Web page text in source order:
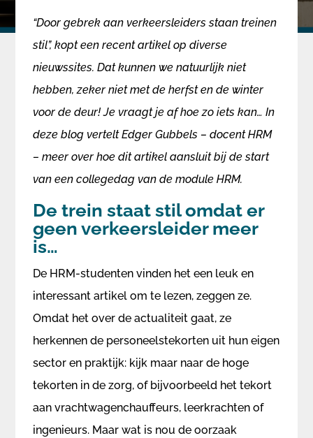
“Door gebrek aan verkeersleiders staan treinen
stil”, kopt een recent artikel op diverse
nieuwssites. Dat kunnen we natuurlijk niet
hebben, zeker niet met de herfst en de winter
voor de deur! Je vraagt je af hoe zo iets kan… In
deze blog vertelt Edger Gubbels – docent HRM
– meer over hoe dit artikel aansluit bij de start
van een collegedag van de module HRM.
De trein staat stil omdat er
geen verkeersleider meer
is…​
De HRM-studenten vinden het een leuk en
interessant artikel om te lezen, zeggen ze.
Omdat het over de actualiteit gaat, ze
herkennen de personeelstekorten uit hun eigen
sector en praktijk: kijk maar naar de hoge
tekorten in de zorg, of bijvoorbeeld het tekort
aan vrachtwagenchauffeurs, leerkrachten of
ingenieurs. Maar wat is nou de oorzaak